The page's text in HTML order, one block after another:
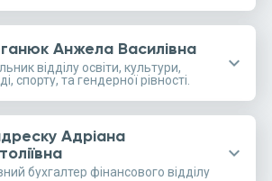
Анжела Василівна
відділу освіти, культури,
спорту, та гендерної рівності.
expand_more
Адріана
бухгалтер фінансового відділу
expand_more